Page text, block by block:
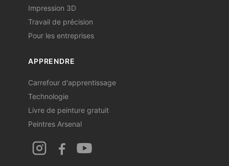
Impression 3D
Travail de précision
Pour les entreprises
APPRENDRE
Carrefour d'apprentissage
Technologie
Livre de peinture gratuit
Peintres Arsenal